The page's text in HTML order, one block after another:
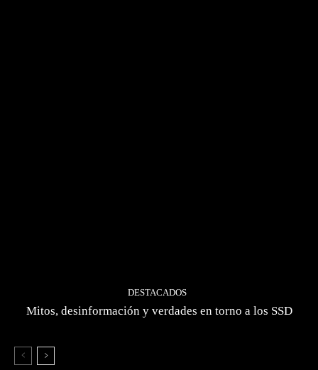
DESTACADOS
Mitos, desinformación y verdades en torno a los SSD